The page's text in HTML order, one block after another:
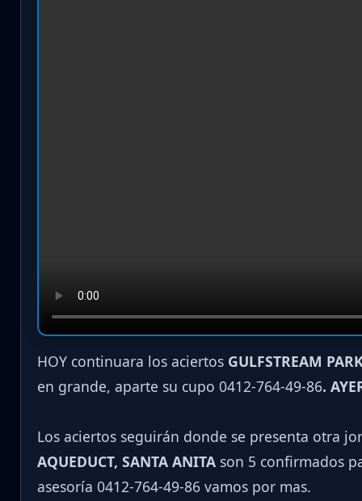
HOY continuara los aciertos GULFSTREAM
en grande, aparte su cupo 0412-764-49-86.
Los aciertos seguirán donde se presenta otra
AQUEDUCT, SANTA ANITA son 5 confirmados
asesoría 0412-764-49-86 vamos por mas.